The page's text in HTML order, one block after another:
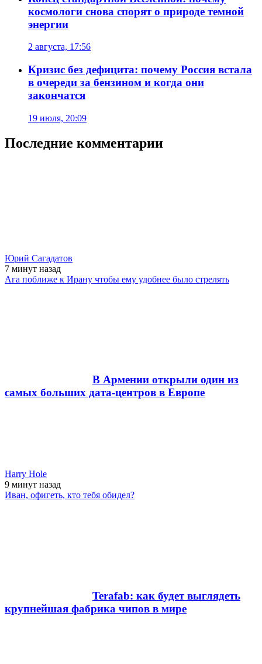
космологи снова спорят о природе темной
энергии
2 августа, 17:56
Кризис без дефицита: почему Россия встала
в очереди за бензином и когда они
закончатся
19 июля, 20:09
Последние комментарии
Юрий Сагадатов
7 минут назад
Ага поближе к Ирану чтобы ему удобнее было стрелять
В Армении открыли один из
самых больших дата-центров в Европе
Harry Hole
9 минут назад
Иван, офигеть, кто тебя обидел?
Terafab: как будет выглядеть
крупнейшая фабрика чипов в мире